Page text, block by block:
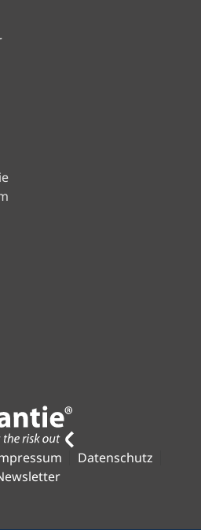
Datenschutz